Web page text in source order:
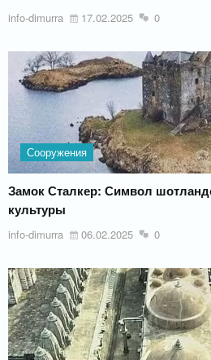
info-dimurra 17.02.2025 0
Сооружения
Замок Сталкер: Символ
культуры
info-dimurra 06.02.2025 0